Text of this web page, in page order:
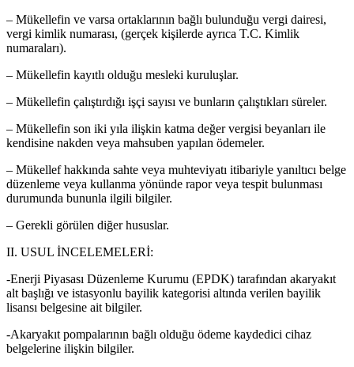
– Mükellefin ve varsa ortaklarının bağlı bulunduğu vergi dairesi,
vergi kimlik numarası, (gerçek kişilerde ayrıca T.C. Kimlik
numaraları).
– Mükellefin kayıtlı olduğu mesleki kuruluşlar.
– Mükellefin çalıştırdığı işçi sayısı ve bunların çalıştıkları süreler.
– Mükellefin son iki yıla ilişkin katma değer vergisi beyanları ile
kendisine nakden veya mahsuben yapılan ödemeler.
– Mükellef hakkında sahte veya muhteviyatı itibariyle yanıltıcı belge
düzenleme veya kullanma yönünde rapor veya tespit bulunması
durumunda bununla ilgili bilgiler.
– Gerekli görülen diğer hususlar.
II. USUL İNCELEMELERİ:
-Enerji Piyasası Düzenleme Kurumu (EPDK) tarafından akaryakıt
alt başlığı ve istasyonlu bayilik kategorisi altında verilen bayilik
lisansı belgesine ait bilgiler.
-Akaryakıt pompalarının bağlı olduğu ödeme kaydedici cihaz
belgelerine ilişkin bilgiler.